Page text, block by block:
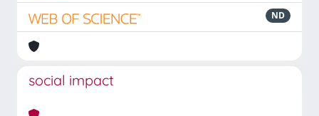
ND
social impact